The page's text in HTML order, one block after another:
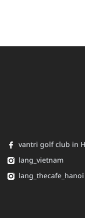
vantri golf club in
lang_vietnam
lang_thecafe_hanoi